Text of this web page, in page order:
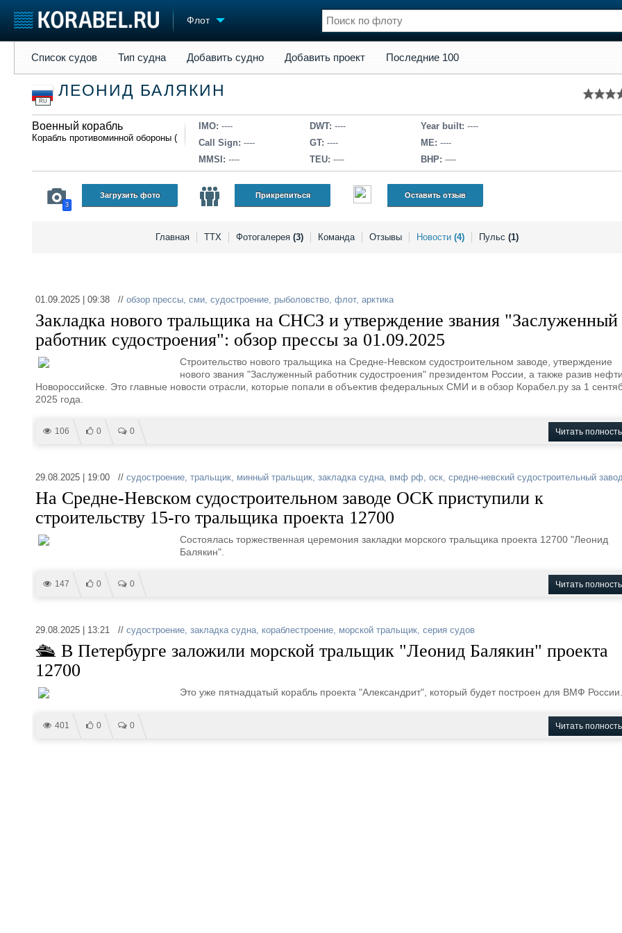
Флот
Судостроение
Пульс
Новости
Компании
Репутация
Журнал
Торговая площадка
Доска объявлений
Оборудование
Изделия
Конференции
Флот
Отзывы
Все службы
Список судов Тип судна Добавить судно Добавить проект Последние 100
RU
ЛЕОНИД БАЛЯКИН
Военный корабль
Корабль противоминной обороны (ПМО)
IMO: ----
Call Sign: ----
MMSI: ----
DWT: ----
GT: ----
TEU: ----
Year built: ----
ME: ----
BHP: ----
3
Загрузить фото Прикрепиться Оставить отзыв
Главная ТТХ Фотогалерея (3) Команда Отзывы Новости (4) Пульс (1)
01.09.2025 | 09:38 // обзор прессы, сми, судостроение, рыболовство, флот, арктика
Закладка нового тральщика на СНСЗ и утверждение звания "Заслуженный
работник судостроения": обзор прессы за 01.09.2025
Строительство нового тральщика на Средне-Невском судостроительном заводе, утверждение
нового звания "Заслуженный работник судостроения" президентом России, а также разив
Новороссийске. Это главные новости отрасли, которые попали в объектив федеральных СМИ и в обзор Корабел.ру за 1
2025 года.
106 0 0 Читать
29.08.2025 | 19:00 // судостроение, тральщик, минный тральщик, закладка судна, вмф рф, оск, средне-невский судостроительный
На Средне-Невском судостроительном заводе ОСК приступили к
строительству 15-го тральщика проекта 12700
Состоялась торжественная церемония закладки морского тральщика проекта 12700 "Леонид
Балякин".
147 0 0 Читать
29.08.2025 | 13:21 // судостроение, закладка судна, кораблестроение, морской тральщик, серия судов
🛳 В Петербурге заложили морской тральщик "Леонид Балякин" проекта
12700
Это уже пятнадцатый корабль проекта "Александрит", который будет построен для ВМФ России.
401 0 0 Читать